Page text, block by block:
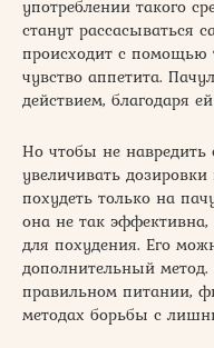
употреблении такого
станут рассасываться
происходит с помощью
чувство аппетита.
действием, благодаря
Но чтобы не
увеличивать
похудеть только на
она не так
для похудения. Его
дополнительный
правильном питании,
методах борьбы с